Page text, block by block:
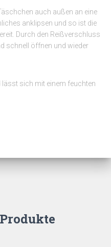
auch außen an eine
anklipsen und so ist die
Durch den Reißverschluss
schnell öffnen und wieder
sich mit einem feuchten